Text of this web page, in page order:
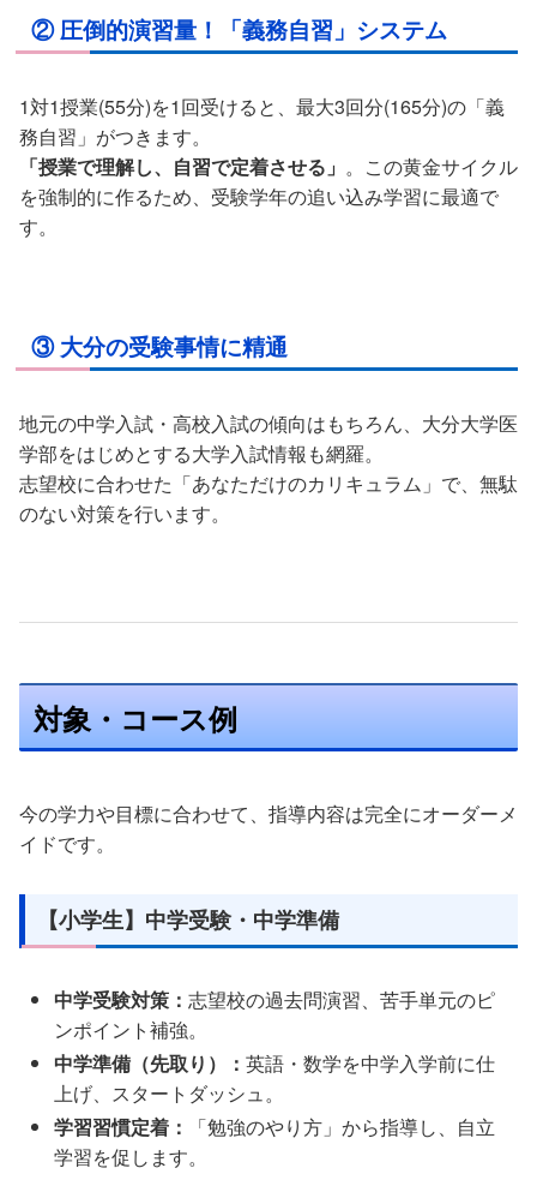
② 圧倒的演習量！「義務自習」システム
1対1授業(55分)を1回受けると、最大3回分(165分)の「義
務自習」がつきます。
「授業で理解し、自習で定着させる」 。この黄金サイクル
を強制的に作るため、受験学年の追い込み学習に最適で
す。
③ 大分の受験事情に精通
地元の中学入試・高校入試の傾向はもちろん、大分大学医
学部をはじめとする大学入試情報も網羅。
志望校に合わせた「あなただけのカリキュラム」で、無駄
のない対策を行います。
対象・コース例
今の学力や目標に合わせて、指導内容は完全にオーダーメ
イドです。
【小学生】中学受験・中学準備
中学受験対策：志望校の過去問演習、苦手単元のピ
ンポイント補強。
中学準備（先取り）：英語・数学を中学入学前に仕
上げ、スタートダッシュ。
学習習慣定着：
「勉強のやり方」から指導し、自立
学習を促します。